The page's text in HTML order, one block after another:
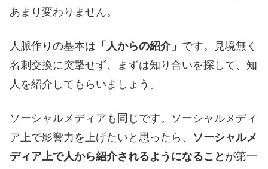
あまり変わりません。
人脈作りの基本は 「人からの紹介」 です。見境無く
名刺交換に突撃せず、まずは知り合いを探して、知
人を紹介してもらいましょう。
ソーシャルメディアも同じです。ソーシャルメディ
ア上で影響力を上げたいと思ったら、 ソーシャルメ
ディア上で人から紹介されるようになること が第一